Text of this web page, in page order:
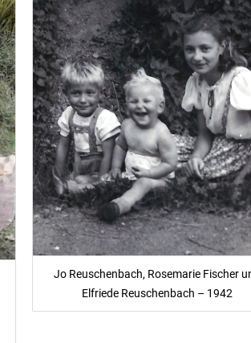
Jo Reuschenbach, Rosemarie Fischer
Elfriede Reuschenbach – 1942